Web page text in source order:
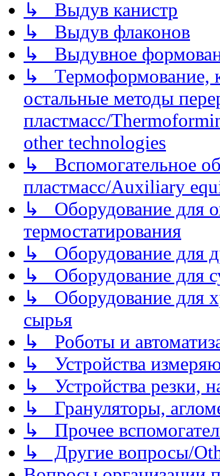
↳ Выдув канистр
↳ Выдув флаконов
↳ Выдувное
↳ Термоформование,
остальные методы
пластмасс/
other technologies
↳ Вспомогательное
пластмасс/Auxiliary
↳ Оборудование для
термостатирования
↳ Оборудование для
↳ Оборудование для
↳ Оборудование для
сырья
↳ Роботы и
↳ Устройства
↳ Устройства резки,
↳ Грануляторы,
↳ Прочее
↳ Другие вопросы/